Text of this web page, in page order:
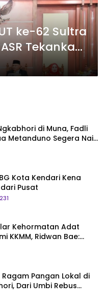
ke-62 Sultra
Tekankan
dan
di Muna, Fadli
Metanduno Segera Naik
Nasional
Kota Kendari Kena
Pusat
Kehormatan Adat
KKMM, Ridwan Bae:
Belum Pantas!
Pangan Lokal di
Dari Umbi Rebus
Muna